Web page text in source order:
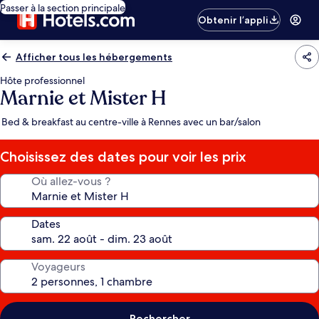
Passer à la section principale
Obtenir l’appli
Afficher tous les hébergements
Hôte professionnel
Marnie et Mister H
Bed & breakfast au centre-ville à Rennes avec un bar/salon
Choisissez des dates pour voir les prix
Où allez-vous ?
Dates
Voyageurs